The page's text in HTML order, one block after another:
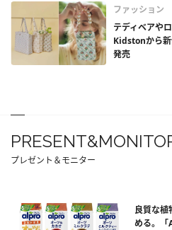
ファッション
テディベアや
Kidstonから
発売
プレゼント＆モニター
良質な植
める。「